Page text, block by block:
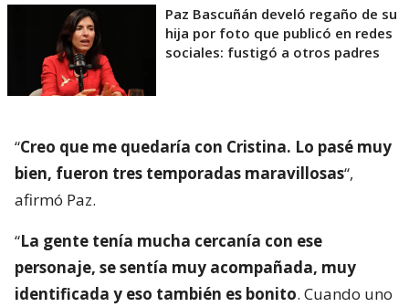
Paz Bascuñán develó regaño de su
hija por foto que publicó en redes
sociales: fustigó a otros padres
“Creo que me quedaría con Cristina. Lo pasé muy
bien, fueron tres temporadas maravillosas“,
afirmó Paz.
“La gente tenía mucha cercanía con ese
personaje, se sentía muy acompañada, muy
identificada y eso también es bonito. Cuando uno